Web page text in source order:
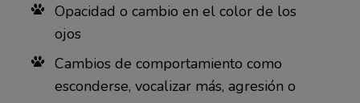
Opacidad o cambio en el color de los
ojos
Cambios de comportamiento como
esconderse, vocalizar más, agresión o